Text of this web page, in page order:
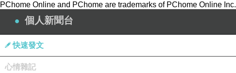
PChome Online and PChome are trademarks of PChome Online Inc.
個人新聞台
快速發文
心情雜記